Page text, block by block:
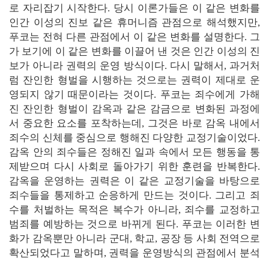
로 자리잡기 시작한다. 당시 이론가들은 이 같은 변화를
인간 이성의 진보 같은 휴머니즘 관점으로 해석했지만,
푸코는 전혀 다른 관점에서 이 같은 변화를 설명한다. 그
가 보기에 이 같은 변화를 이끌어 낸 것은 인간 이성의 진
보가 아니라 권력의 운영 방식이다. 다시 말해서, 과거처
럼 잔인한 형벌을 시행하는 것으로는 권력이 제대로 운
영되지 않기 때문이라는 것이다. 푸코는 죄수에게 가해
진 잔인한 형벌이 감옥과 같은 감금으로 변화된 과정에
서 중요한 요소를 포착하는데, 그것은 바로 감옥 내에서
죄수의 신체를 중심으로 행해진 다양한 교정기술이었다.
감옥 안의 죄수들은 정해진 일과 속에서 모든 행동을 통
제받으며 다시 사회로 돌아가기 위한 훈련을 반복한다.
감옥을 운영하는 권력은 이 같은 교정기술을 바탕으로
죄수들을 통제하고 순응하게 만드는 것이다. 그리고 죄
수를 처벌하는 목적은 복수가 아니라, 죄수를 교정하고
범죄를 예방하는 것으로 바뀌게 된다. 푸코는 이러한 변
화가 감옥뿐만 아니라 군대, 학교, 공장 등 사회 전역으로
확산되었다고 말하며, 권력을 운영방식의 관점에서 분석